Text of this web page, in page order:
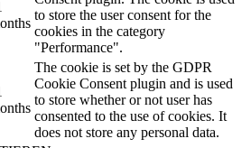
to store the user consent for the
cookies in the category
"Performance".
The cookie is set by the GDPR
Cookie Consent plugin and is used
to store whether or not user has
consented to the use of cookies. It
does not store any personal data.